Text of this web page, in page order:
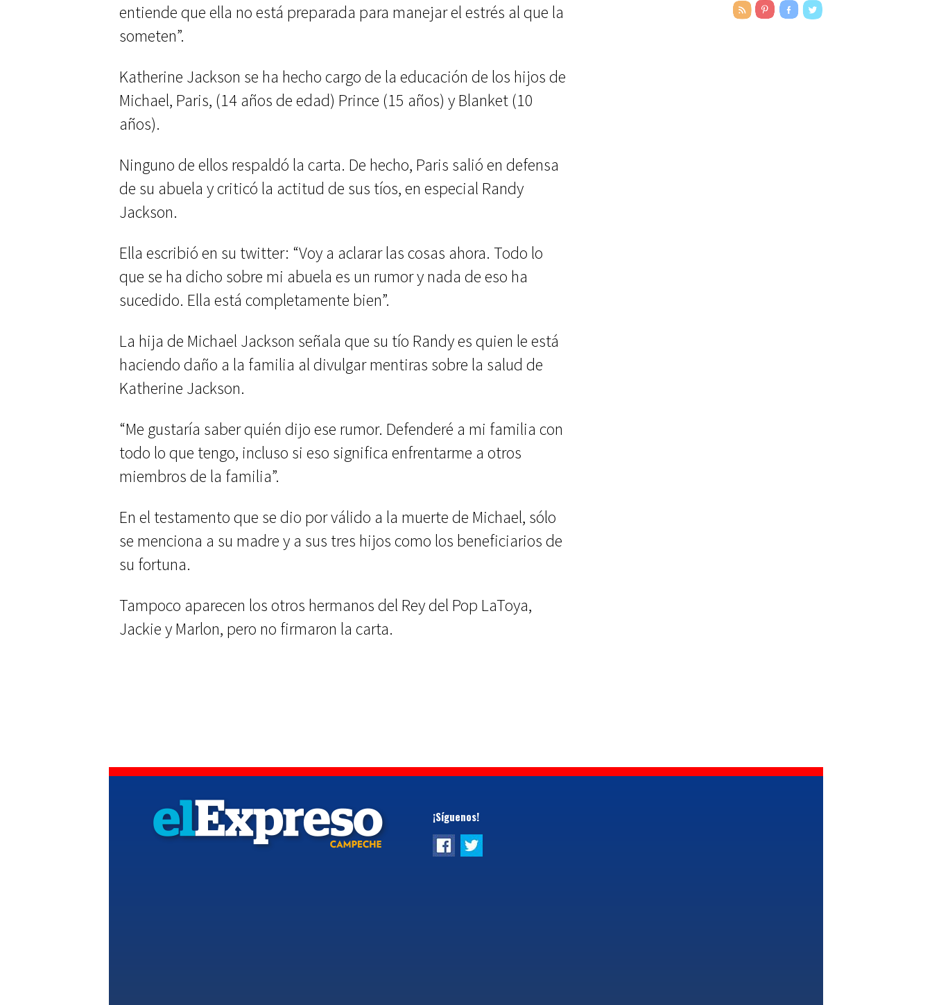
entiende que ella no está preparada para manejar el estrés al que la
someten”.
Katherine Jackson se ha hecho cargo de la educación de los hijos de
Michael, Paris, (14 años de edad) Prince (15 años) y Blanket (10
años).
Ninguno de ellos respaldó la carta. De hecho, Paris salió en defensa
de su abuela y criticó la actitud de sus tíos, en especial Randy
Jackson.
Ella escribió en su twitter: “Voy a aclarar las cosas ahora. Todo lo
que se ha dicho sobre mi abuela es un rumor y nada de eso ha
sucedido. Ella está completamente bien”.
La hija de Michael Jackson señala que su tío Randy es quien le está
haciendo daño a la familia al divulgar mentiras sobre la salud de
Katherine Jackson.
“Me gustaría saber quién dijo ese rumor. Defenderé a mi familia con
todo lo que tengo, incluso si eso significa enfrentarme a otros
miembros de la familia”.
En el testamento que se dio por válido a la muerte de Michael, sólo
se menciona a su madre y a sus tres hijos como los beneficiarios de
su fortuna.
Tampoco aparecen los otros hermanos del Rey del Pop LaToya,
Jackie y Marlon, pero no firmaron la carta.
¡Síguenos!